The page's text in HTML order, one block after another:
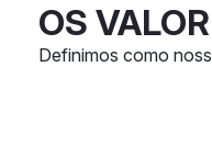
OS
Definimos como